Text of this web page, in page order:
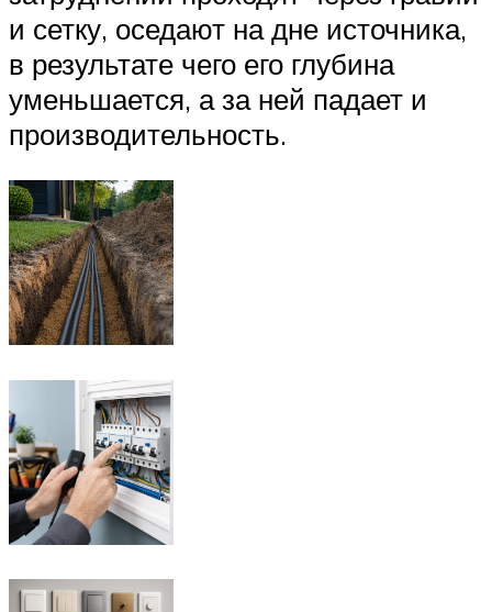
и сетку, оседают на дне источника,
в результате чего его глубина
уменьшается, а за ней падает и
производительность.